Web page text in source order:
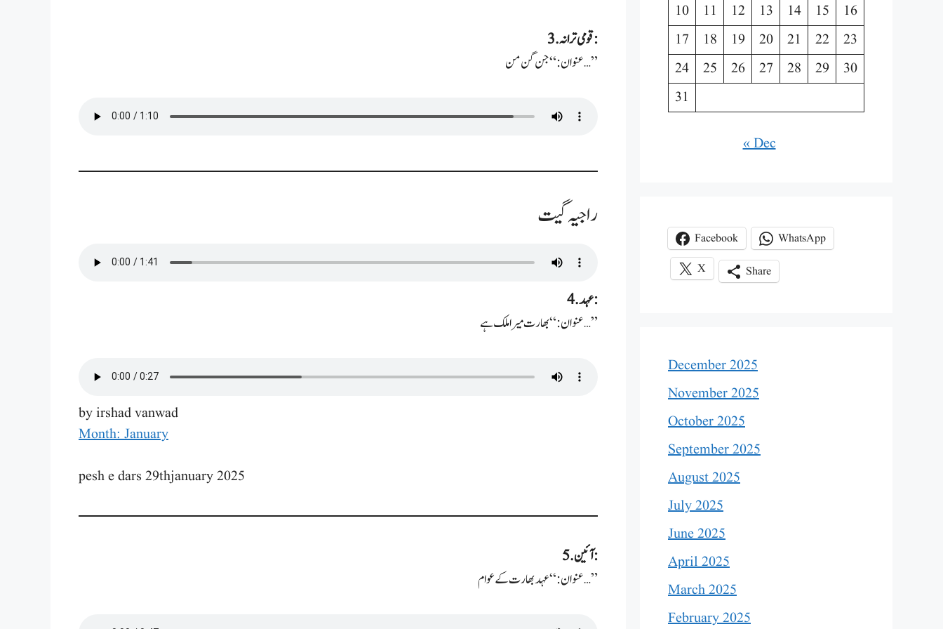
3. قومی ترانہ:
عنوان: “جن گن من…”
راجیہ گیت
4. عہد:
عنوان: “بھارت میرا ملک ہے…”
by irshad vanwad
Month: January
pesh e dars 29thjanuary 2025
5. آئین:
عنوان: “عہد بھارت کے عوام…”
10
11 12 13 14 15
16
17
18 19 20 21 22
23
24
25 26 27 28 29
30
31
« Dec
Facebook
WhatsApp
X
Share
December 2025
November 2025
October 2025
September 2025
August 2025
July 2025
June 2025
April 2025
March 2025
February 2025